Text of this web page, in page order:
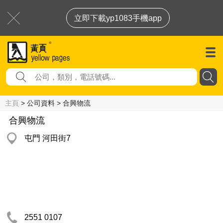
立即下載yp1083手機app
主頁 > 公司資料 > 合興物流
合興物流
屯門 河田街7
2551 0107